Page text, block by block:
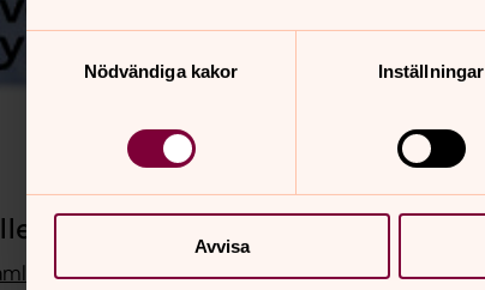
Nödvändiga kakor
Inställningar
Avvisa
frågor på sidans innehåll?